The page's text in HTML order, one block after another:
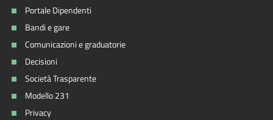
Portale Dipendenti
Bandi e gare
Comunicazioni e graduatorie
Decisioni
Società Trasparente
Modello 231
Privacy